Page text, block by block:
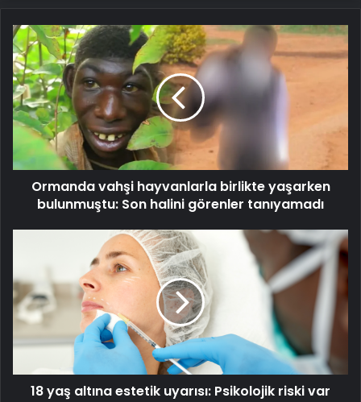
Ormanda
vahşi
hayvanlarla
birlikte
yaşarken
bulunmuştu:
Son
halini
görenler
tanıyamadı
Ormanda vahşi hayvanlarla birlikte yaşarken
bulunmuştu: Son halini görenler tanıyamadı
estetik
uyarısı:
Psikolojik
18 yaş altına estetik uyarısı: Psikolojik riski var